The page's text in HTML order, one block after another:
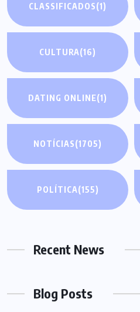
CLASSIFICADOS(1)
CULTURA(16)
DATING ONLINE(1)
NOTÍCIAS(1705)
POLÍTICA(155)
Recent News
Blog Posts